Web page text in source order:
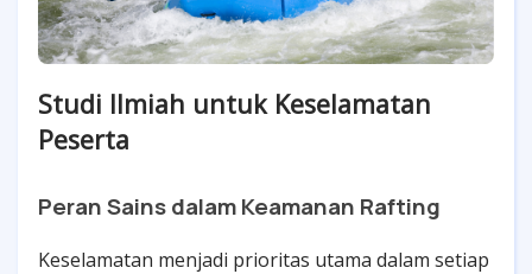
Studi Ilmiah untuk Keselamatan
Peserta
Peran Sains dalam Keamanan Rafting
Keselamatan menjadi prioritas utama dalam setiap